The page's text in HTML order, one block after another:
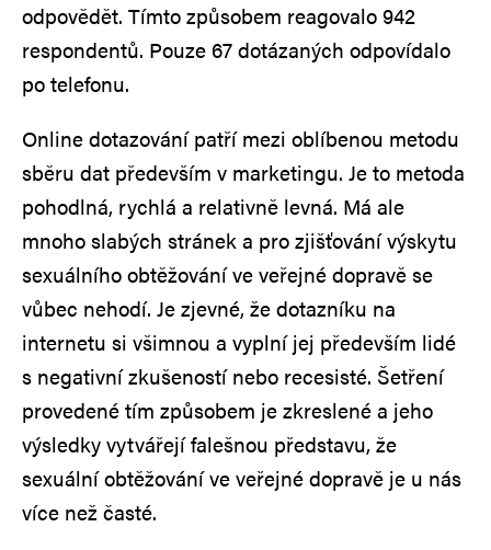
odpovědět. Tímto způsobem reagovalo 942
respondentů. Pouze 67 dotázaných odpovídalo
po telefonu.
Online dotazování patří mezi oblíbenou metodu
sběru dat především v marketingu. Je to metoda
pohodlná, rychlá a relativně levná. Má ale
mnoho slabých stránek a pro zjišťování výskytu
sexuálního obtěžování ve veřejné dopravě se
vůbec nehodí. Je zjevné, že dotazníku na
internetu si všimnou a vyplní jej především lidé
s negativní zkušeností nebo recesisté. Šetření
provedené tím způsobem je zkreslené a jeho
výsledky vytvářejí falešnou představu, že
sexuální obtěžování ve veřejné dopravě je u nás
více než časté.